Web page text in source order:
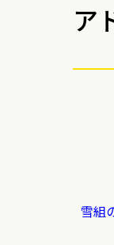
ア
雪組